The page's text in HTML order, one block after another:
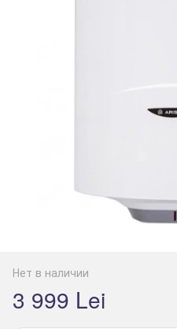
Нет в наличии
3 999 Lei